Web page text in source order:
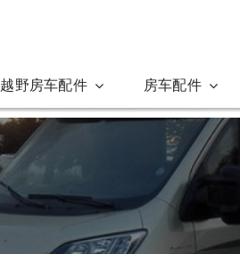
越野房车配件 房车配件